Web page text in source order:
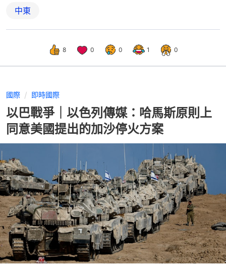
中東
8 0 0 1 0
國際 即時國際
以巴戰爭｜以色列傳媒：哈馬斯原則上
同意美國提出的加沙停火方案